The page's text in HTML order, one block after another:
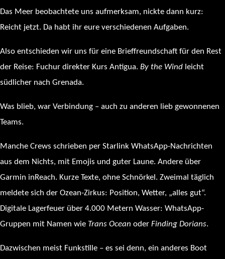
Das Meer beobachtete uns aufmerksam, nickte dann kurz:
Reicht jetzt. Da habt ihr eure verschiedenen Aufgaben.
Also entschieden wir uns für eine Brieffreundschaft für den Rest
der Reise: Fuchur direkter Kurs Antigua. By the Wind leicht
südlicher nach Grenada.
Was blieb, war Verbindung – auch zu anderen lieb gewonnenen
Teams.
Manche Crews schrieben per Starlink WhatsApp-Nachrichten
aus dem Nichts, mit Emojis und guter Laune. Andere über
Garmin inReach. Kurze Texte, ohne Schnörkel. Zweimal täglich
meldete sich der Ozean-Zirkus: Position, Wetter, „alles gut“.
Digitale Lagerfeuer über 4.000 Metern Wasser: WhatsApp-
Gruppen mit Namen wie Trans Ocean oder Finding Dorians.
Dazwischen meist Funkstille – es sei denn, ein anderes Boot